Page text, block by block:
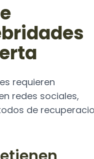
requieren
redes sociales,
de